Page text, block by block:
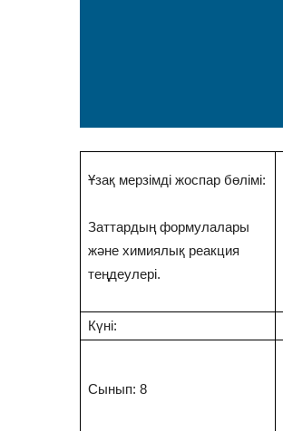
Ұзақ мерзімді жоспар бөлімі:
Заттардың формулалары
және химиялық реакция
теңдеулері.
Күні:
Сынып: 8